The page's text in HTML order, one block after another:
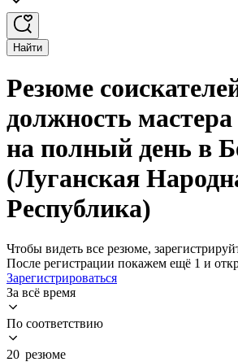
Найти
Резюме
должность
на полный день в
(Луганская
Республика)
Чтобы видеть все резюме,
После регистрации покажем ещё 1 и
Зарегистрироваться
За всё время
По соответствию
20 резюме